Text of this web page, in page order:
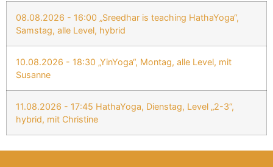
08.08.2026 - 16:00 „Sreedhar is teaching HathaYoga“,
Samstag, alle Level, hybrid
10.08.2026 - 18:30 „YinYoga“, Montag, alle Level, mit
Susanne
11.08.2026 - 17:45 HathaYoga, Dienstag, Level „2-3“,
hybrid, mit Christine